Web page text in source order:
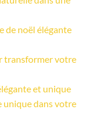
de noël élégante
transformer votre
et unique
unique dans votre